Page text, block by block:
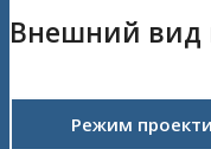
Внешний вид
Режим